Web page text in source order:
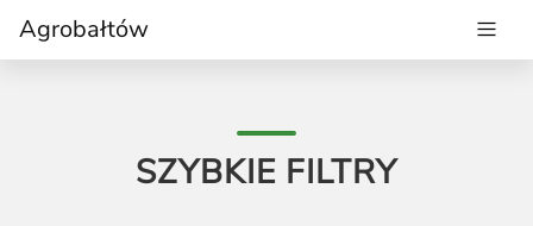
Agrobałtów
SZYBKIE FILTRY